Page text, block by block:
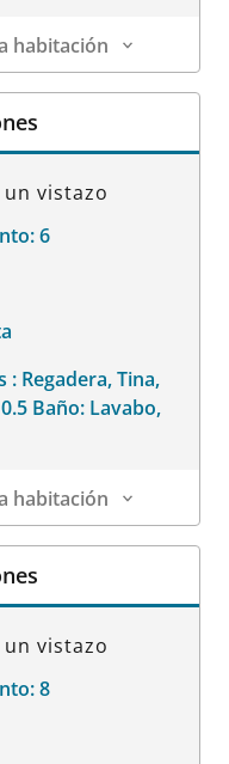
habitación
vistazo
6
Regadera, Tina,
Baño: Lavabo,
habitación
vistazo
8